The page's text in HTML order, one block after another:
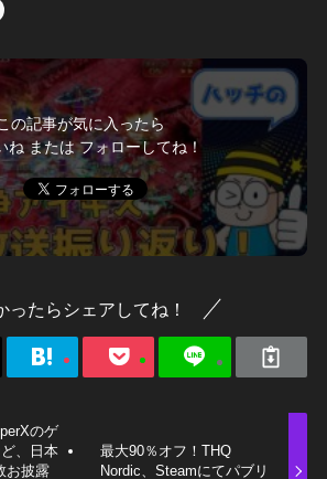
の記事が気に入ったら
ね または フォローしてね！
ったらシェアしてね！
のゲ
、日本
お披露
最大90％オフ！THQ
Nordic、Steamにてパブリ